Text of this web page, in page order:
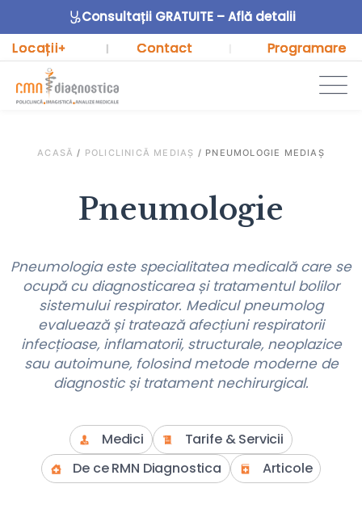
Consultații GRATUITE – Află detalii
Locații+ | Contact Programare
ACASĂ / POLICLINICĂ MEDIAȘ / PNEUMOLOGIE MEDIAȘ
Pneumologie
Pneumologia este specialitatea medicală care se
ocupă cu diagnosticarea și tratamentul bolilor
sistemului respirator. Medicul pneumolog
evaluează și tratează afecțiuni respiratorii
infecțioase, inflamatorii, structurale, neoplazice
sau autoimune, folosind metode moderne de
diagnostic și tratament nechirurgical.
Medici
Tarife & Servicii
De ce RMN Diagnostica
Articole